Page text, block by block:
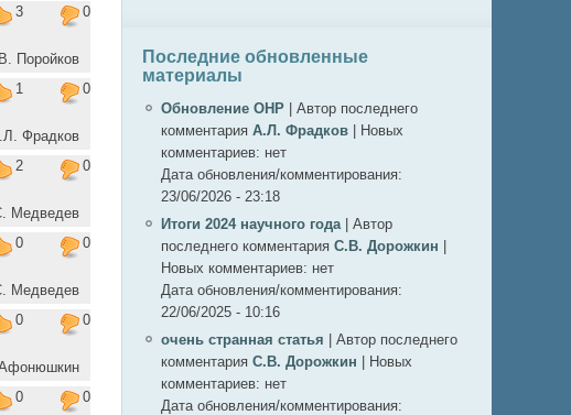
3
0
Поройков
1
0
Фрадков
2
0
Медведев
0
0
Медведев
0
0
0
0
Последние обновленные
материалы
Обновление ОНР
Автор последнего
комментария А.Л. Фрадков
Новых
комментариев: нет
Дата обновления/комментирования:
23/06/2026 - 23:18
Итоги 2024 научного года
Автор
последнего комментария С.В. Дорожкин
Новых комментариев: нет
Дата обновления/комментирования:
22/06/2025 - 10:16
очень странная статья
Автор последнего
комментария С.В. Дорожкин
Новых
комментариев: нет
Дата обновления/комментирования: